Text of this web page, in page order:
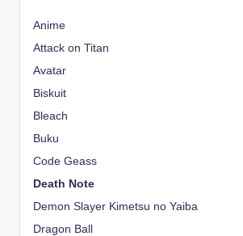
Anime
Attack on Titan
Avatar
Biskuit
Bleach
Buku
Code Geass
Death Note
Demon Slayer Kimetsu no Yaiba
Dragon Ball